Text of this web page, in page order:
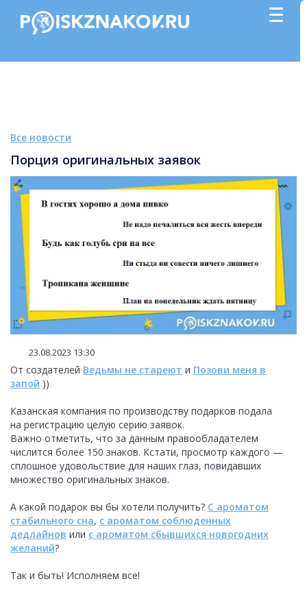
Все новости
Порция оригинальных заявок
23.08.2023 13:30
От создателей Ведьмы не стареют и Позови меня в
запой ))
Казанская компания по производству подарков подала
на регистрацию целую серию заявок.
Важно отметить, что за данным правообладателем
числится более 150 знаков. Кстати, просмотр каждого —
сплошное удовольствие для наших глаз, повидавших
множество оригинальных знаков.
А какой подарок вы бы хотели получить? С ароматом
стабильного сна, с ароматом соблюденных
дедлайнов или с ароматом сбывшихся новогодних
желаний?
Так и быть! Исполняем все!